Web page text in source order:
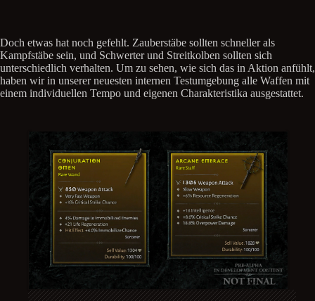
Doch etwas hat noch gefehlt. Zauberstäbe sollten schneller als
Kampfstäbe sein, und Schwerter und Streitkolben sollten sich
unterschiedlich verhalten. Um zu sehen, wie sich das in Aktion anfühlt,
haben wir in unserer neuesten internen Testumgebung alle Waffen mit
einem individuellen Tempo und eigenen Charakteristika ausgestattet.